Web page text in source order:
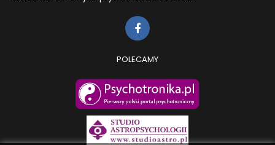
POLECAMY